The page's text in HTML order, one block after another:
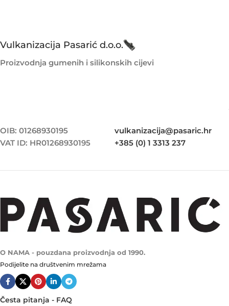
Vulkanizacija Pasarić d.o.o.
Proizvodnja gumenih i silikonskih cijevi
OIB: 01268930195
VAT ID: HR01268930195
vulkanizacija@pasaric.hr
+385 (0) 1 3313 237
O NAMA - pouzdana proizvodnja od 1990.
Podijelite na društvenim mrežama
Česta pitanja - FAQ